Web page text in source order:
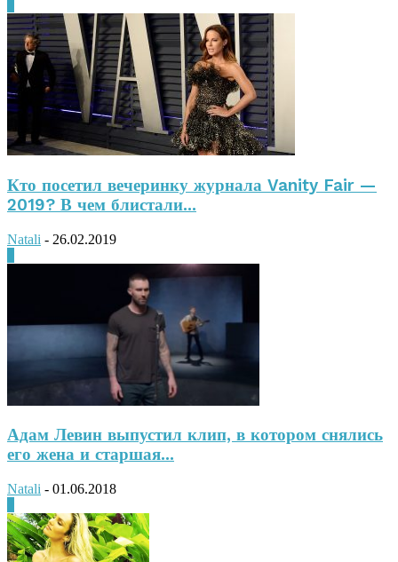
Кто посетил вечеринку журнала Vanity Fair —
2019? В чем блистали...
Natali - 26.02.2019
Адам Левин выпустил клип, в котором снялись
его жена и старшая...
Natali - 01.06.2018